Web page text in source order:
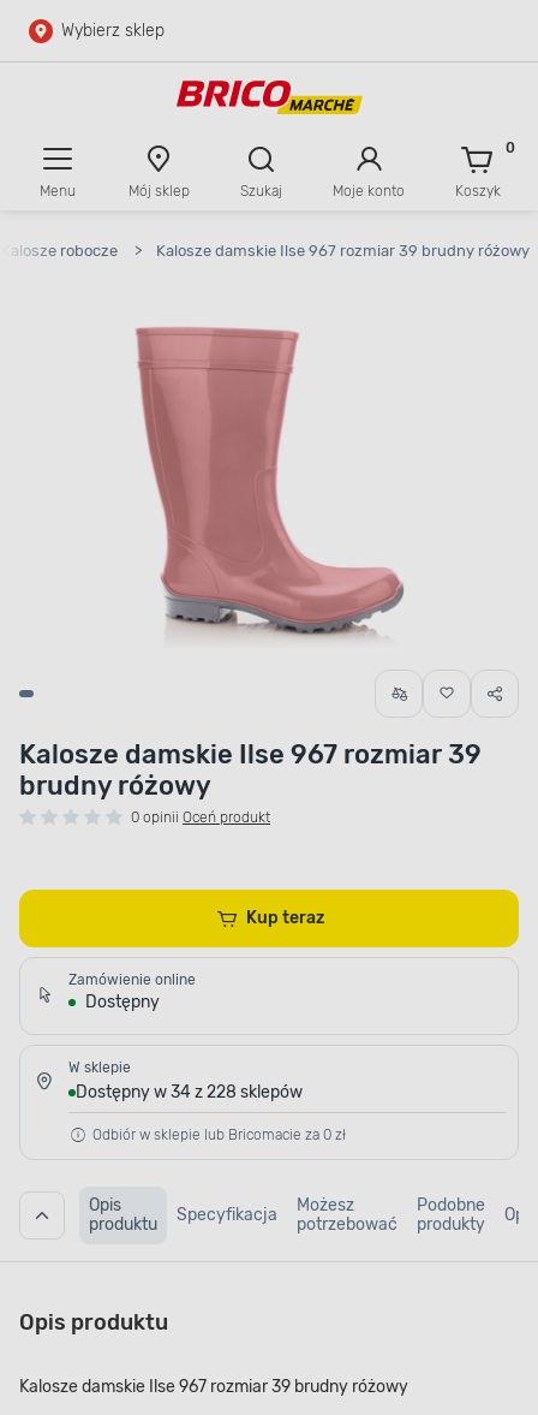
Przejdź do głównej zawartości
Wybierz sklep
Menu Mój sklep Szukaj Moje konto Koszyk
0
Kalosze robocze > Kalosze damskie Ilse 967 rozmiar 39 brudny różowy
Kalosze damskie Ilse 967 rozmiar 39
brudny różowy
0 opinii Oceń produkt
Kup teraz
Zamówienie online
Dostępny
W sklepie
Dostępny w 34 z 228 sklepów
Odbiór w sklepie lub Bricomacie za 0 zł
Opis
produktu
Specyfikacja
Możesz
potrzebować
Podobne
produkty
Opis produktu
Kalosze damskie Ilse 967 rozmiar 39 brudny różowy